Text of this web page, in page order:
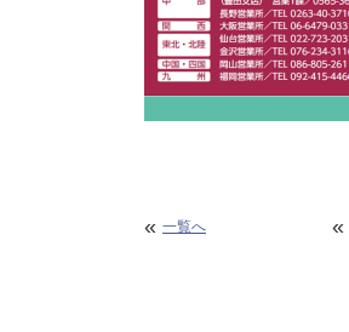
« 一覧へ «